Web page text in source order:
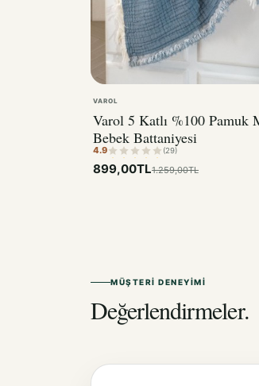
VAROL
Varol 5 Katlı %100 Pamuk
Bebek Battaniyesi
4.9 (29)
899,00TL1.259,00TL
MÜŞTERI DENEYIMI
Değerlendirmeler.